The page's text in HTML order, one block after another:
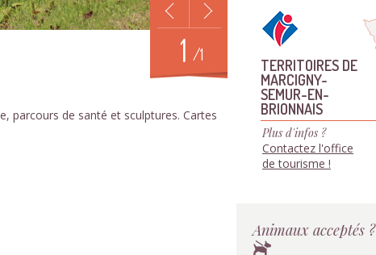
1 /1
parcours de santé et sculptures. Cartes
TERRITOIRES DE
MARCIGNY-
SEMUR-EN-
BRIONNAIS
Plus d'infos ?
Contactez l'office
de tourisme !
Animaux acceptés ?